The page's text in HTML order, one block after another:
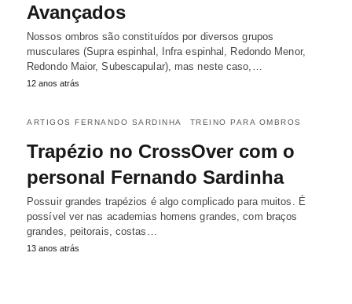
Avançados
Nossos ombros são constituídos por diversos grupos
musculares (Supra espinhal, Infra espinhal, Redondo Menor,
Redondo Maior, Subescapular), mas neste caso,…
12 anos atrás
ARTIGOS FERNANDO SARDINHA TREINO PARA OMBROS
Trapézio no CrossOver com o
personal Fernando Sardinha
Possuir grandes trapézios é algo complicado para muitos. É
possível ver nas academias homens grandes, com braços
grandes, peitorais, costas…
13 anos atrás